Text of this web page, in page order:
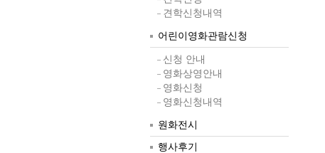
견학신청내역
어린이영화관람신청
신청 안내
영화상영안내
영화신청
영화신청내역
원화전시
행사후기